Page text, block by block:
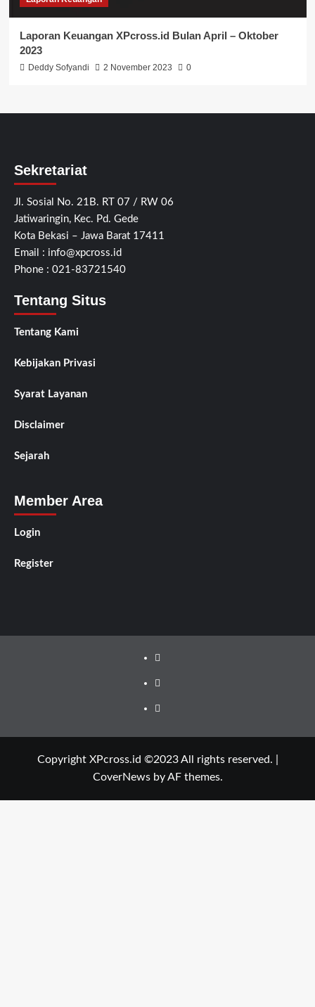
Laporan Keuangan XPcross.id Bulan April – Oktober
2023
Deddy Sofyandi 2 November 2023 0
Sekretariat
Jl. Sosial No. 21B. RT 07 / RW 06
Jatiwaringin, Kec. Pd. Gede
Kota Bekasi – Jawa Barat 17411
Email : info@xpcross.id
Phone : 021-83721540
Tentang Situs
Tentang Kami
Kebijakan Privasi
Syarat Layanan
Disclaimer
Sejarah
Member Area
Login
Register
Facebook
Instagram
YouTube
Copyright XPcross.id ©2023 All rights reserved.
CoverNewsby AF themes.